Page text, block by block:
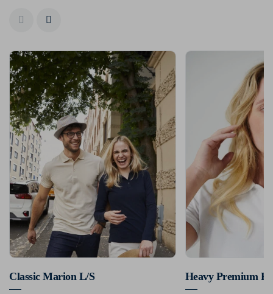
Classic Marion L/S Heavy Premium